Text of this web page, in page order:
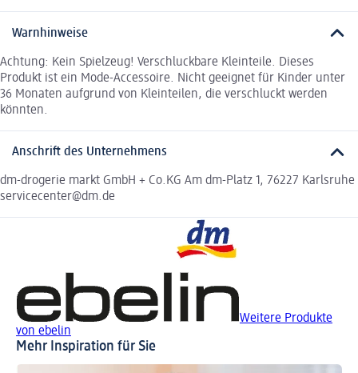
Warnhinweise
Achtung: Kein Spielzeug! Verschluckbare Kleinteile. Dieses
Produkt ist ein Mode-Accessoire. Nicht geeignet für Kinder unter
36 Monaten aufgrund von Kleinteilen, die verschluckt werden
könnten.
Anschrift des Unternehmens
dm-drogerie markt GmbH + Co.KG Am dm-Platz 1, 76227 Karlsruhe
servicecenter@dm.de
Weitere Produkte
von ebelin
Mehr Inspiration für Sie